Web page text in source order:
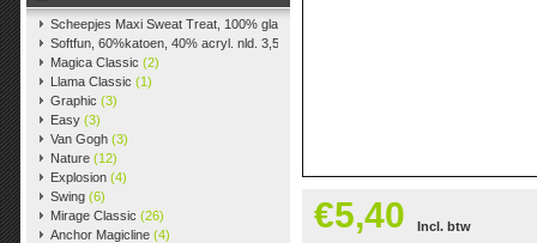
Scheepjes Maxi Sweat Treat, 100% glanskatoen,25 gr.
Softfun, 60%katoen, 40% acryl. nld. 3,5-4. ca. 140m, 50 gr.
Magica Classic (2)
Llama Classic (1)
Graphic (3)
Easy (3)
Van Gogh (3)
Nature (12)
Explosion (4)
Swing (6)
Mirage Classic (26)
Anchor Magicline (4)
€5,40 Incl. btw